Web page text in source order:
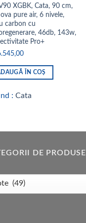
XGBK, Cata, 90 cm,
pure air, 6 nivele,
carbon cu
46db, 143w,
Pro+
ÎN COȘ
:Cata
DE PRODUSE